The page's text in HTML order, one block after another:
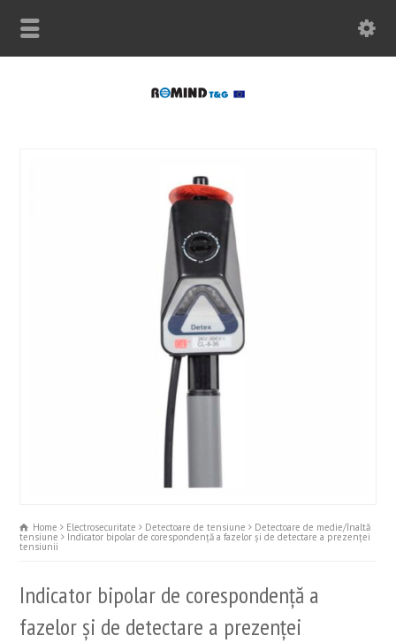
Home Electrosecuritate Detectoare de tensiune Detectoare de medie/înaltă
tensiune Indicator bipolar de corespondență a fazelor și de detectare a prezenței
tensiunii
Indicator bipolar de corespondență a
fazelor și de detectare a prezenței